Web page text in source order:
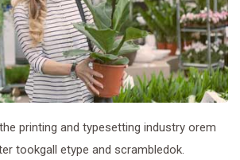
printing and typesetting industry orem
tookgall etype and scrambledok.